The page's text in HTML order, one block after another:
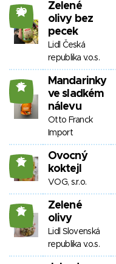
20
Zelené
olivy bez
pecek
Lidl Česká
republika v.o.s.
15
Mandarinky
ve sladkém
nálevu
Otto Franck
Import
15
Ovocný
koktejl
VOG, s.r.o.
15
Zelené
olivy
Lidl Slovenská
republika v.o.s.